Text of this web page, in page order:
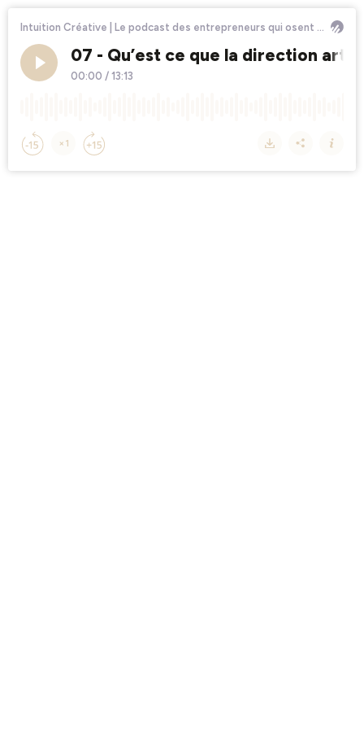
Intuition Créative | Le podcast des entrepreneurs qui osent se révéler
07 - Qu’est ce que la direction
00:00 / 13:13
×1